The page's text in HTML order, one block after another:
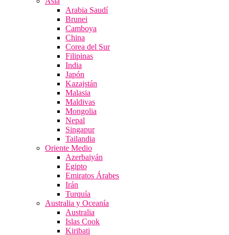
Arabia Saudí
Brunei
Camboya
China
Corea del Sur
Filipinas
India
Japón
Kazajstán
Malasia
Maldivas
Mongolia
Nepal
Singapur
Tailandia
Oriente Medio
Azerbaiyán
Egipto
Emiratos Árabes
Irán
Turquía
Australia y Oceanía
Australia
Islas Cook
Kiribati